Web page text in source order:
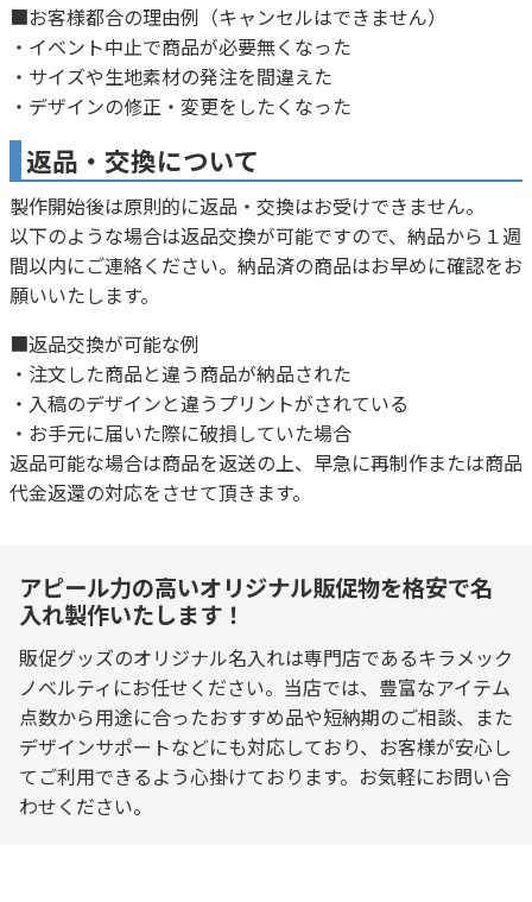
■お客様都合の理由例（キャンセルはできません）
・イベント中止で商品が必要無くなった
・サイズや生地素材の発注を間違えた
・デザインの修正・変更をしたくなった
返品・交換について
製作開始後は原則的に返品・交換はお受けできません。
以下のような場合は返品交換が可能ですので、納品から１週
間以内にご連絡ください。納品済の商品はお早めに確認をお
願いいたします。
■返品交換が可能な例
・注文した商品と違う商品が納品された
・入稿のデザインと違うプリントがされている
・お手元に届いた際に破損していた場合
返品可能な場合は商品を返送の上、早急に再制作または商品
代金返還の対応をさせて頂きます。
アピール力の高いオリジナル販促物を格安で名
入れ製作いたします！
販促グッズのオリジナル名入れは専門店であるキラメック
ノベルティにお任せください。当店では、豊富なアイテム
点数から用途に合ったおすすめ品や短納期のご相談、また
デザインサポートなどにも対応しており、お客様が安心し
てご利用できるよう心掛けております。お気軽にお問い合
わせください。